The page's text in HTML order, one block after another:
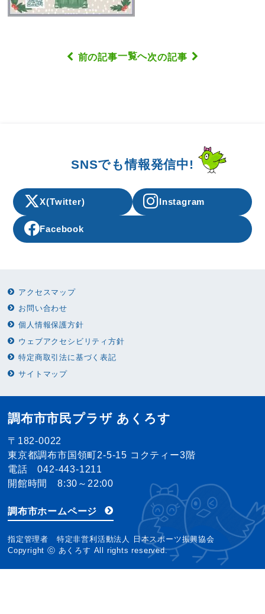
前の記事一覧へ次の記事
SNSでも情報発信中!
X(Twitter) Instagram
Facebook
アクセスマップ
お問い合わせ
個人情報保護方針
ウェブアクセシビリティ方針
特定商取引法に基づく表記
サイトマップ
調布市市民プラザ あくろす
〒182-0022
東京都調布市国領町2-5-15 コクティー3階
電話 042-443-1211
開館時間 8:30～22:00
調布市ホームページ
指定管理者 特定非営利活動法人 日本スポーツ振興協会
Copyright ⓒ あくろす All rights reserved.